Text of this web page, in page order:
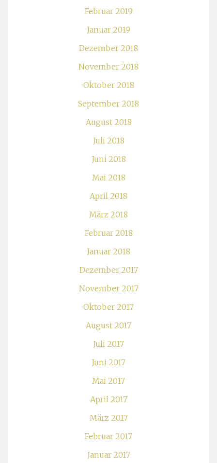
Februar 2019
Januar 2019
Dezember 2018
November 2018
Oktober 2018
September 2018
August 2018
Juli 2018
Juni 2018
Mai 2018
April 2018
März 2018
Februar 2018
Januar 2018
Dezember 2017
November 2017
Oktober 2017
August 2017
Juli 2017
Juni 2017
Mai 2017
April 2017
März 2017
Februar 2017
Januar 2017